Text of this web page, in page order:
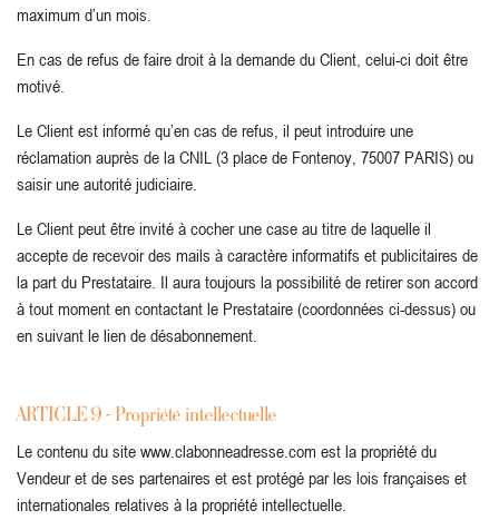
maximum d’un mois.
En cas de refus de faire droit à la demande du Client, celui-ci doit être
motivé.
Le Client est informé qu’en cas de refus, il peut introduire une
réclamation auprès de la CNIL (3 place de Fontenoy, 75007 PARIS) ou
saisir une autorité judiciaire.
Le Client peut être invité à cocher une case au titre de laquelle il
accepte de recevoir des mails à caractère informatifs et publicitaires de
la part du Prestataire. Il aura toujours la possibilité de retirer son accord
à tout moment en contactant le Prestataire (coordonnées ci-dessus) ou
en suivant le lien de désabonnement.
ARTICLE 9 - Propriété intellectuelle
Le contenu du site www.clabonneadresse.com est la propriété du
Vendeur et de ses partenaires et est protégé par les lois françaises et
internationales relatives à la propriété intellectuelle.